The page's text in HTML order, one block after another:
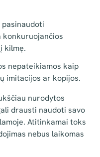
kilmę.
nepateikiamos kaip
imitacijos ar kopijos.
nurodytos
drausti naudoti savo
Atitinkamai toks
nebus laikomas